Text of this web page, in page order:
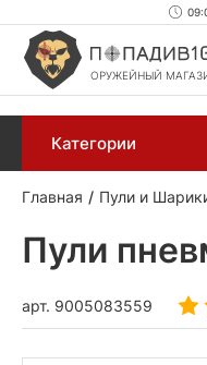
ОРУЖЕЙНЫЙ
Категории
Главная Пули и
Пули
арт. 9005083559